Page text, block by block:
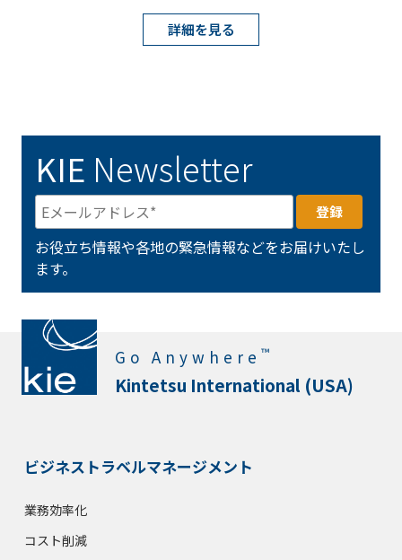
詳細を見る
KIE Newsletter
お役立ち情報や各地の緊急情報などをお届けいたし
ます。
Go Anywhere ™
Kintetsu International (USA)
ビジネストラベルマネージメント
業務効率化
コスト削減